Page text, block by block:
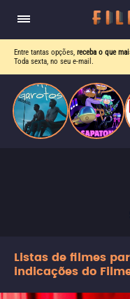
Entre tantas opções, receba o que
Toda sexta, no seu e-mail.
Listas de filmes
indicações do
aceitação.